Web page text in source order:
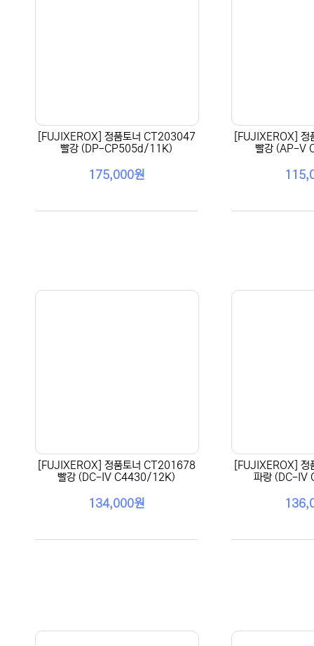
[FUJIXEROX] 정품토너 CT203047
빨강 (DP-CP505d/11K)
175,000원
[FUJIXEROX]
빨강 (AP-V
[FUJIXEROX] 정품토너 CT201678
빨강 (DC-IV C4430/12K)
134,000원
[FUJIXEROX]
파랑 (DC-